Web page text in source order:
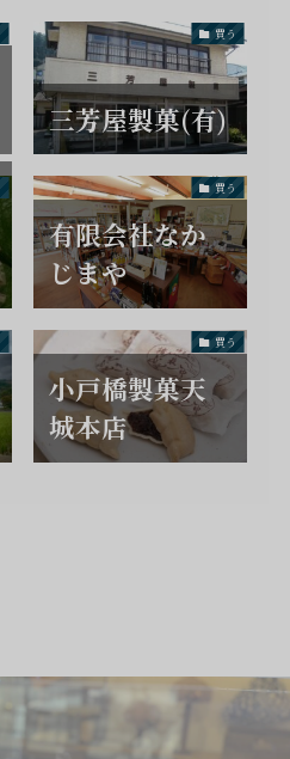
買う
三芳屋製菓(有)
買う
有限会社なか
じまや
買う
小戸橋製菓天
城本店